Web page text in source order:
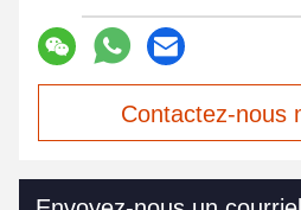
Contactez-nous